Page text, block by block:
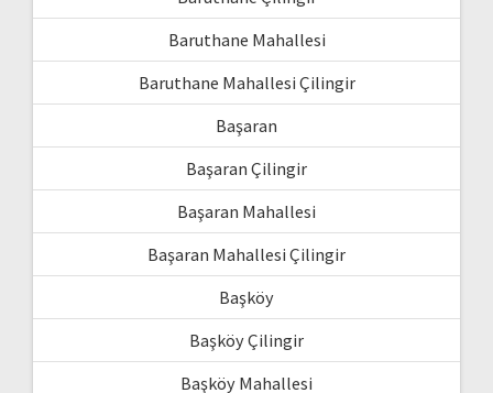
Baruthane Mahallesi
Baruthane Mahallesi Çilingir
Başaran
Başaran Çilingir
Başaran Mahallesi
Başaran Mahallesi Çilingir
Başköy
Başköy Çilingir
Başköy Mahallesi